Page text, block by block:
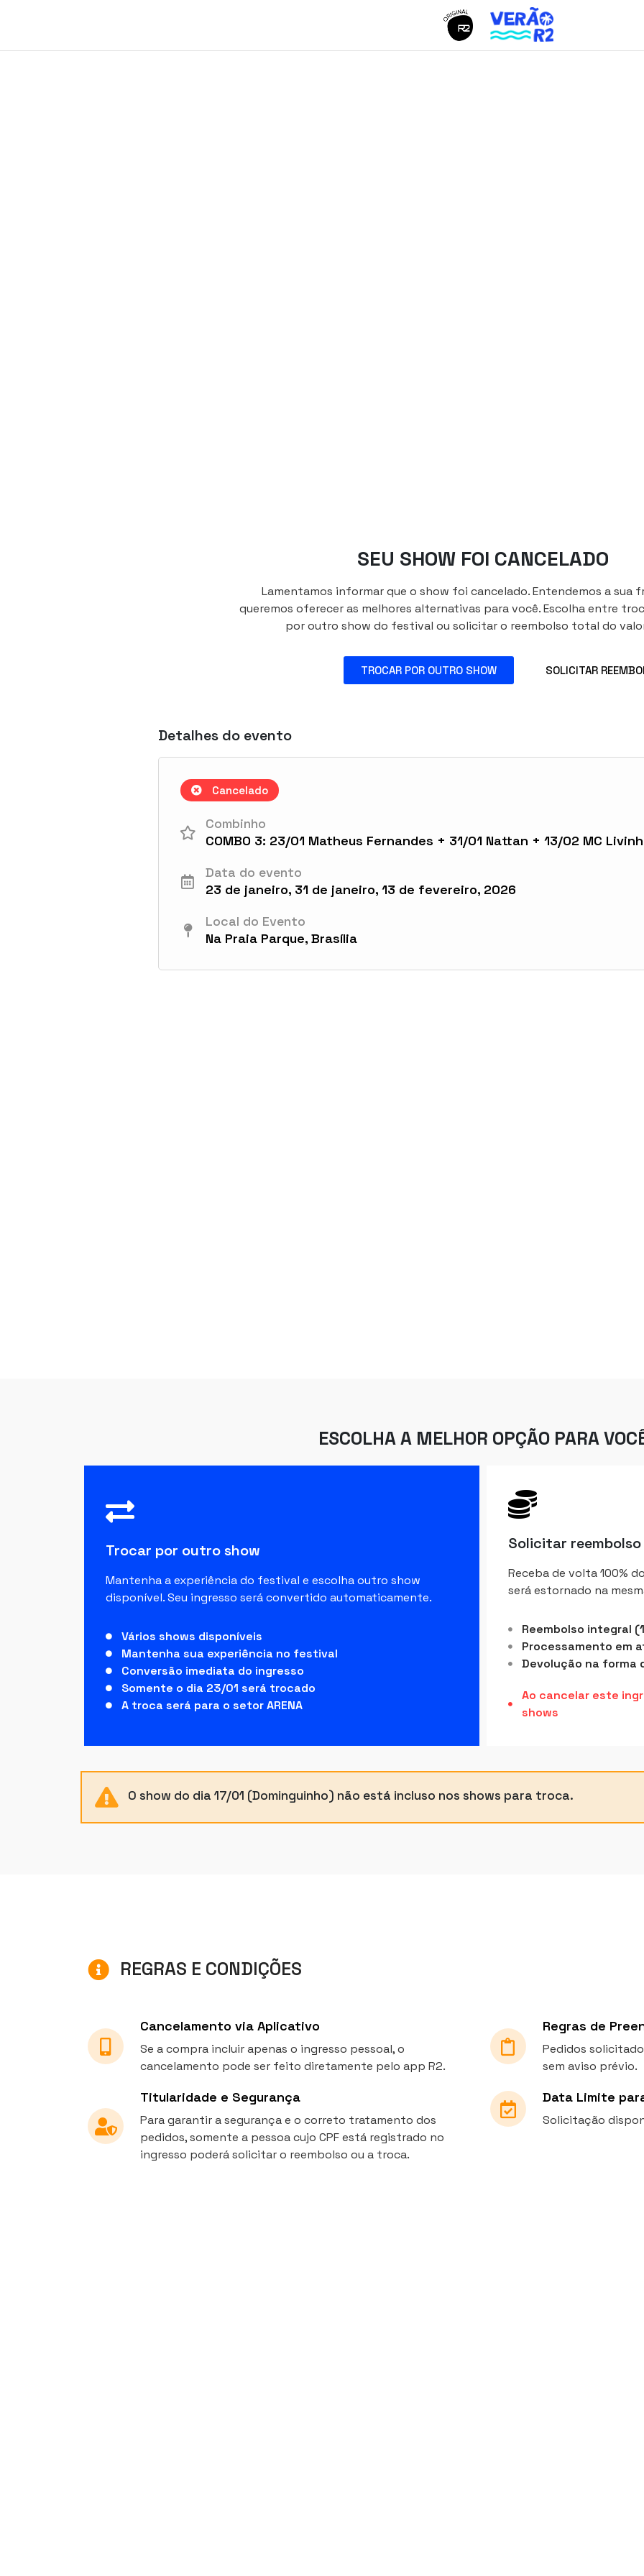
SEU SHOW FOI CANCELADO
Lamentamos informar que o show foi cancelado. Entendemos a sua
queremos oferecer as melhores alternativas para você. Escolha entre
por outro show do festival ou solicitar o reembolso total do
TROCAR POR OUTRO SHOW SOLICITAR
Detalhes do evento
Cancelado
Combinho
COMBO 3: 23/01 Matheus Fernandes + 31/01 Nattan + 13/02 MC
Data do evento
23 de janeiro, 31 de janeiro, 13 de fevereiro, 2026
Local do Evento
Na Praia Parque, Brasília
ESCOLHA A MELHOR OPÇÃO PARA
Trocar por outro show
Mantenha a experiência do festival e escolha outro show
disponível. Seu ingresso será convertido automaticamente.
Vários shows disponíveis
Mantenha sua experiência no festival
Conversão imediata do ingresso
Somente o dia 23/01 será trocado
A troca será para o setor ARENA
Solicitar reembolso
Receba de volta 100%
será estornado na
Reembolso integral
Processamento em
Devolução na forma
Ao cancelar este
shows
O show do dia 17/01 (Dominguinho) não está incluso nos shows para troca.
REGRAS E CONDIÇÕES
Cancelamento via Aplicativo
Se a compra incluir apenas o ingresso pessoal, o
cancelamento pode ser feito diretamente pelo app R2.
Titularidade e Segurança
Para garantir a segurança e o correto tratamento dos
pedidos, somente a pessoa cujo CPF está registrado no
ingresso poderá solicitar o reembolso ou a troca.
Regras de
Pedidos
sem aviso prévio.
Data Limite
Solicitação